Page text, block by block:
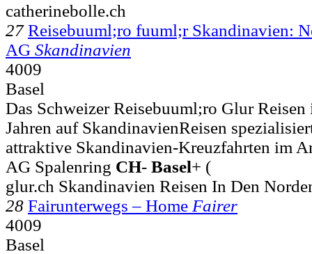
catherinebolle.ch
27 Reisebuuml;ro fuuml;r Skandinavien:
AG Skandinavien
4009
Basel
Das Schweizer Reisebuuml;ro Glur
Jahren auf SkandinavienReisen
attraktive Skandinavien-Kreuzfahrten im
AG Spalenring CH- Basel+ (
glur.ch Skandinavien Reisen In Den
28 Fairunterwegs – Home Fairer
4009
Basel